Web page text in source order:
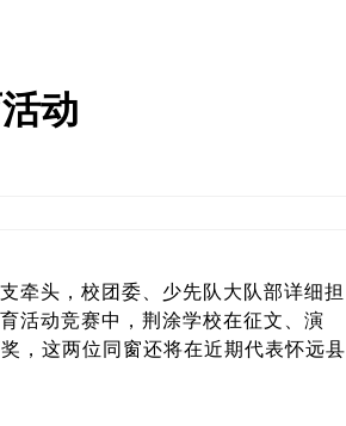
动
牵头，校团委、少先队大队部详细担
活动竞赛中，荆涂学校在征文、演
，这两位同窗还将在近期代表怀远县